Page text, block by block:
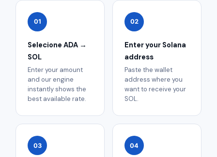
01
Selecione ADA →
SOL
Enter your amount
and our engine
instantly shows the
best available rate.
02
Enter your Solana
address
Paste the wallet
address where you
want to receive your
SOL.
03 04